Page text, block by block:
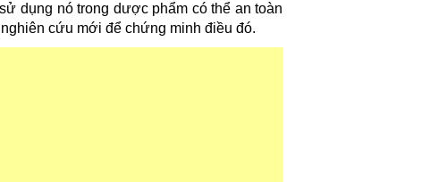
dụng nó trong dược phẩm có thể an toàn
cứu mới để chứng minh điều đó.